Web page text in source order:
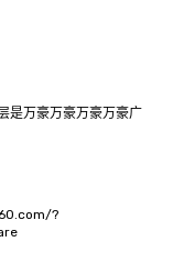
是万豪万豪万豪万豪广
?